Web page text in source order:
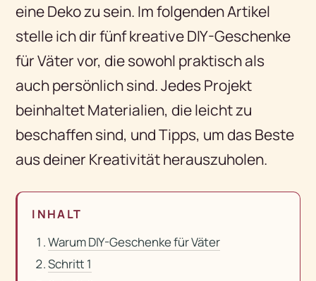
eine Deko zu sein. Im folgenden Artikel
stelle ich dir fünf kreative DIY-Geschenke
für Väter vor, die sowohl praktisch als
auch persönlich sind. Jedes Projekt
beinhaltet Materialien, die leicht zu
beschaffen sind, und Tipps, um das Beste
aus deiner Kreativität herauszuholen.
INHALT
Warum DIY-Geschenke für Väter
Schritt 1